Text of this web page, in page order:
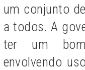
um conjunto
a todos. A
ter um
envolvendo